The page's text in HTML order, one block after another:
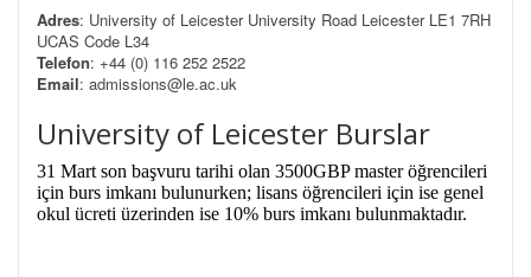
Adres: University of Leicester University Road Leicester LE1 7RH
UCAS Code L34
Telefon: +44 (0) 116 252 2522
Email: admissions@le.ac.uk
University of Leicester Burslar
31 Mart son başvuru tarihi olan 3500GBP master öğrencileri
için burs imkanı bulunurken; lisans öğrencileri için ise genel
okul ücreti üzerinden ise 10% burs imkanı bulunmaktadır.